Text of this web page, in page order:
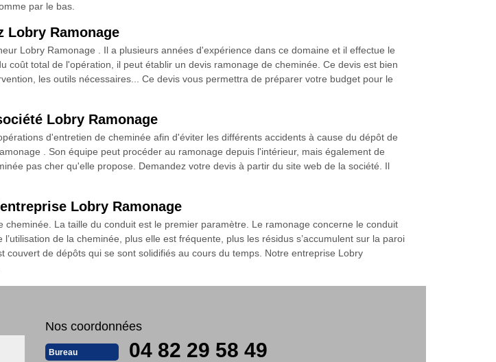
par le bas.
Lobry Ramonage
Lobry Ramonage . Il a plusieurs années d'expérience dans ce domaine et il effectue le
total de l'opération, il peut établir un devis ramonage de cheminée. Ce devis est bien
les outils nécessaires... Ce devis vous permettra de préparer votre budget pour le
Lobry Ramonage
d'entretien de cheminée afin d'éviter les différents accidents à cause du dépôt de
. Son équipe peut procéder au ramonage depuis l'intérieur, mais également de
pas cher qu'elle propose. Demandez votre devis à partir du site web de la société. Il
Lobry Ramonage
La taille du conduit est le premier paramètre. Le ramonage concerne le conduit
de la cheminée, plus elle est fréquente, plus les résidus s’accumulent sur la paroi
de dépôts qui se sont solidifiés au cours du temps. Notre entreprise Lobry
Nos coordonnées
Bureau 04 82 29 58 49